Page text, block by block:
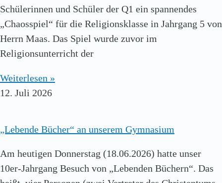
Schülerinnen und Schüler der Q1 ein spannendes
„Chaosspiel“ für die Religionsklasse in Jahrgang 5 von
Herrn Maas. Das Spiel wurde zuvor im
Religionsunterricht der
Weiterlesen »
12. Juli 2026
„Lebende Bücher“ an unserem Gymnasium
Am heutigen Donnerstag (18.06.2026) hatte unser
10er-Jahrgang Besuch von „Lebenden Büchern“. Das